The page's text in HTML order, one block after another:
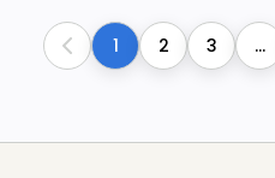
Previous
1 2 3 ...